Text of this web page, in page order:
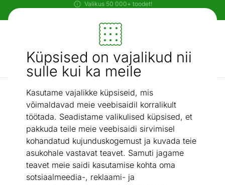
Küpsised on vajalikud nii
sulle kui ka meile
Kasutame vajalikke küpsiseid, mis
võimaldavad meie veebisaidil korralikult
töötada. Seadistame valikulised küpsised, et
pakkuda teile meie veebisaidi sirvimisel
kohandatud kujunduskogemust ja kuvada teie
asukohale vastavat teavet. Samuti jagame
teavet meie saidi kasutamise kohta oma
sotsiaalmeedia-, reklaami- ja
Paindlikud ja mugavad makseviisid!
Mööbel ja sisustus - ON24
Otsi...
AI otsing
Kummutid / Kummut Leo 160 cm